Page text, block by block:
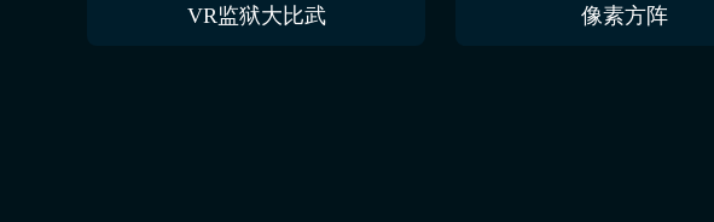
VR监狱大比武 像素方阵